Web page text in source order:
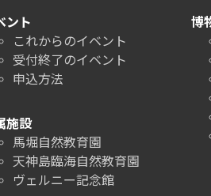
ント
これからのイベント
受付終了のイベント
申込方法
施設
馬堀自然教育園
天神島臨海自然教育園
ヴェルニー記念館
博